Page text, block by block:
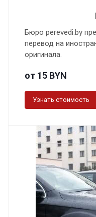
Бюро perevedi.by
перевод на
оригинала.
от 15 BYN
Узнать стоимость